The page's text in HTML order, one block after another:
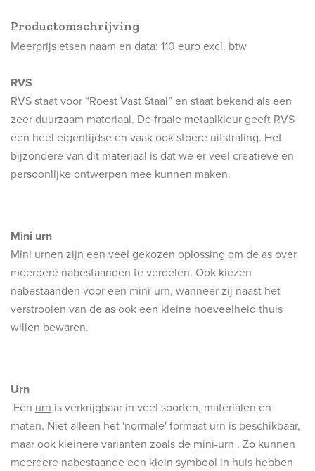
Productomschrijving
Meerprijs etsen naam en data: 110 euro excl. btw
RVS
RVS staat voor “Roest Vast Staal” en staat bekend als een
zeer duurzaam materiaal. De fraaie metaalkleur geeft RVS
een heel eigentijdse en vaak ook stoere uitstraling. Het
bijzondere van dit materiaal is dat we er veel creatieve en
persoonlijke ontwerpen mee kunnen maken.
Mini urn
Mini urnen zijn een veel gekozen oplossing om de as over
meerdere nabestaanden te verdelen. Ook kiezen
nabestaanden voor een mini-urn, wanneer zij naast het
verstrooien van de as ook een kleine hoeveelheid thuis
willen bewaren.
Urn
Een urn is verkrijgbaar in veel soorten, materialen en
maten. Niet alleen het 'normale' formaat urn is beschikbaar,
maar ook kleinere varianten zoals de mini-urn . Zo kunnen
meerdere nabestaande een klein symbool in huis hebben